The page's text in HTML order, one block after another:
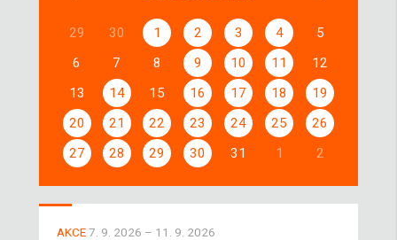
29 30 1 2 3 4
5
6
7 8 9 10 11
12
13
14 15 16 17 18
19
20
21 22 23 24 25
26
27
28 29 30 31 1 2
AKCE7. 9. 2026 – 11. 9. 2026